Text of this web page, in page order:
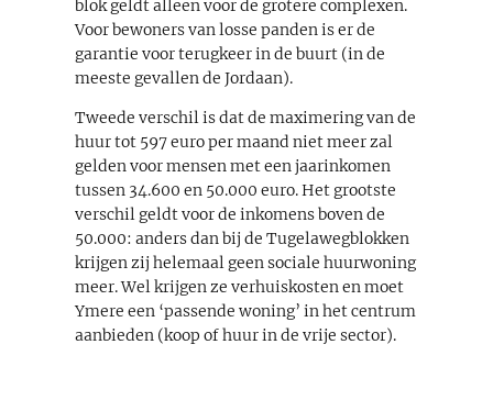
blok geldt alleen voor de grotere complexen.
Voor bewoners van losse panden is er de
garantie voor terugkeer in de buurt (in de
meeste gevallen de Jordaan).
Tweede verschil is dat de maximering van de
huur tot 597 euro per maand niet meer zal
gelden voor mensen met een jaarinkomen
tussen 34.600 en 50.000 euro. Het grootste
verschil geldt voor de inkomens boven de
50.000: anders dan bij de Tugelawegblokken
krijgen zij helemaal geen sociale huurwoning
meer. Wel krijgen ze verhuiskosten en moet
Ymere een ‘passende woning’ in het centrum
aanbieden (koop of huur in de vrije sector).